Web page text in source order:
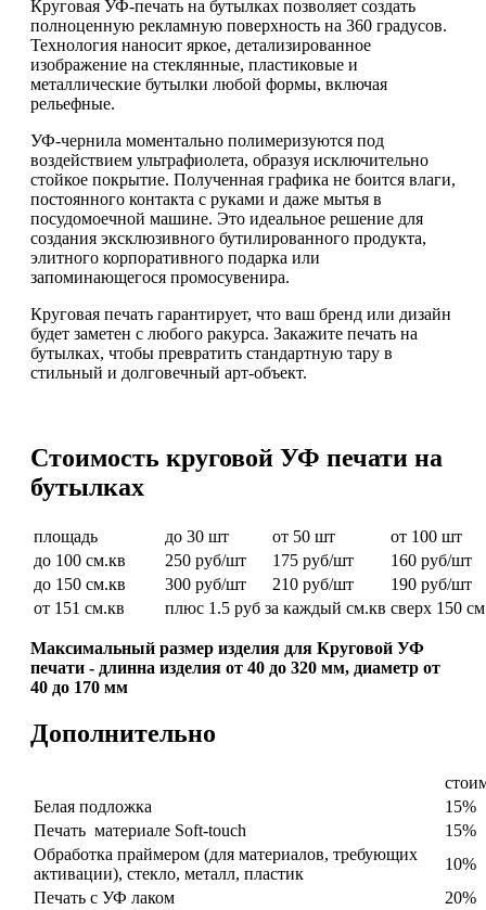
Круговая УФ-печать на бутылках позволяет создать
полноценную рекламную поверхность на 360 градусов.
Технология наносит яркое, детализированное
изображение на стеклянные, пластиковые и
металлические бутылки любой формы, включая
рельефные.
УФ-чернила моментально полимеризуются под
воздействием ультрафиолета, образуя исключительно
стойкое покрытие. Полученная графика не боится влаги,
постоянного контакта с руками и даже мытья в
посудомоечной машине. Это идеальное решение для
создания эксклюзивного бутилированного продукта,
элитного корпоративного подарка или
запоминающегося промосувенира.
Круговая печать гарантирует, что ваш бренд или дизайн
будет заметен с любого ракурса. Закажите печать на
бутылках, чтобы превратить стандартную тару в
стильный и долговечный арт-объект.
Стоимость круговой УФ печати на
бутылках
площадь до 30 шт от 50 шт
от 100 шт
до 100 см.кв
250 руб/шт 175 руб/шт
160 руб/шт
до 150 см.кв
300 руб/шт 210 руб/шт
190 руб/шт
от 151 см.кв
плюс 1.5 руб за каждый см.кв сверх 150
Максимальный размер изделия для Круговой УФ
печати - длинна изделия от 40 до 320 мм, диаметр от
40 до 170 мм
Дополнительно
Белая подложка
15%
Печать материале Soft-touch
15%
Обработка праймером (для материалов, требующих
активации), стекло, металл, пластик
10%
Печать с УФ лаком
20%